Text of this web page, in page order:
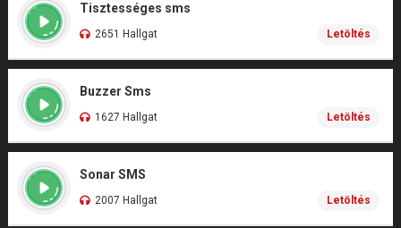
Tisztességes sms
2651 Hallgat Letöltés
Buzzer Sms
1627 Hallgat Letöltés
Sonar SMS
2007 Hallgat Letöltés